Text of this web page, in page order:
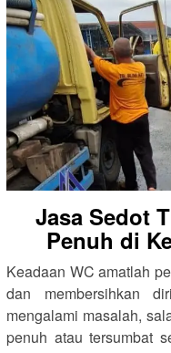
Jasa Sedot
Penuh di
Keadaan WC amatlah
dan membersihkan
mengalami masalah,
penuh atau tersumbat